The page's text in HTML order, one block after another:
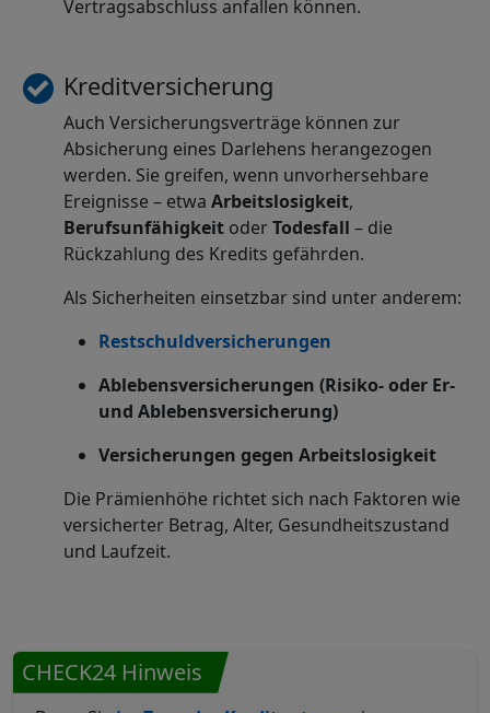
Vertragsabschluss anfallen können.
Kreditversicherung
Auch Versicherungsverträge können zur
Absicherung eines Darlehens herangezogen
werden. Sie greifen, wenn unvorhersehbare
Ereignisse – etwa Arbeitslosigkeit,
Berufsunfähigkeit oderTodesfall – die
Rückzahlung des Kredits gefährden.
Als Sicherheiten einsetzbar sind unter anderem:
Restschuldversicherungen
Ablebensversicherungen (Risiko- oder Er-
und Ablebensversicherung)
Versicherungen gegen Arbeitslosigkeit
Die Prämienhöhe richtet sich nach Faktoren wie
versicherter Betrag, Alter, Gesundheitszustand
und Laufzeit.
CHECK24 Hinweis